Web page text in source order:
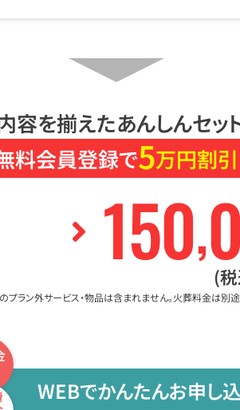
容を揃えたあんしんセッ
料会員登録で5万円割引
150,
(
ラン外サービス・物品は含まれません。火葬料金は別途
WEBでかんたんお申し込